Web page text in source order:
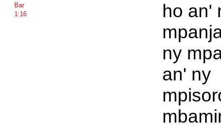
Bar
1:16
ho an'
ny
an' ny